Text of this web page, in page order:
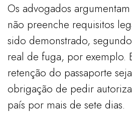
Os advogados
não preenche requisitos
sido demonstrado,
real de fuga, por exemplo.
retenção do passaporte
obrigação de pedir
país por mais de sete dias.